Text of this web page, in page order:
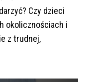
Czy dzieci
okolicznościach i
z trudnej,